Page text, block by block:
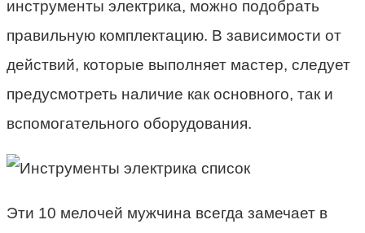
инструменты электрика, можно подобрать
правильную комплектацию. В зависимости от
действий, которые выполняет мастер, следует
предусмотреть наличие как основного, так и
вспомогательного оборудования.
Эти 10 мелочей мужчина всегда замечает в